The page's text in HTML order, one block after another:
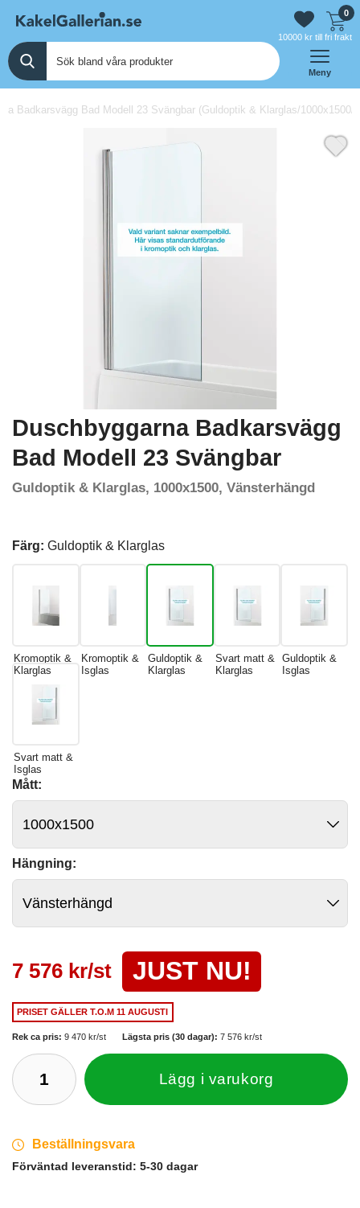
0
10000 kr till fri frakt
Meny
Badkarsvägg Bad Modell 23 Svängbar (Guldoptik & Klarglas/1000x1500/
Duschbyggarna Badkarsvägg
Bad Modell 23 Svängbar
Guldoptik & Klarglas, 1000x1500, Vänsterhängd
Färg: Guldoptik & Klarglas
Kromoptik &
Klarglas
Kromoptik &
Isglas
Guldoptik &
Klarglas
Svart matt &
Klarglas
Guldoptik &
Isglas
Svart matt &
Isglas
Mått:
Hängning:
7 576 kr/st JUST NU!
PRISET GÄLLERT.O.M 11 AUGUSTI
Rek ca pris: 9 470 kr/st Lägsta pris (30 dagar): 7 576 kr/st
Lägg i varukorg
Beställningsvara
Förväntad leveranstid: 5-30 dagar